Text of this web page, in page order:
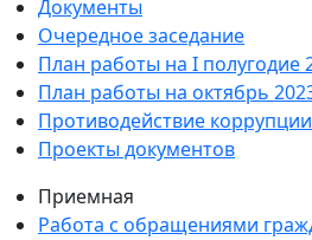
Документы
Очередное заседание
План работы на I полугодие
План работы на октябрь
Противодействие коррупции
Проекты документов
Приемная
Работа с обращениями